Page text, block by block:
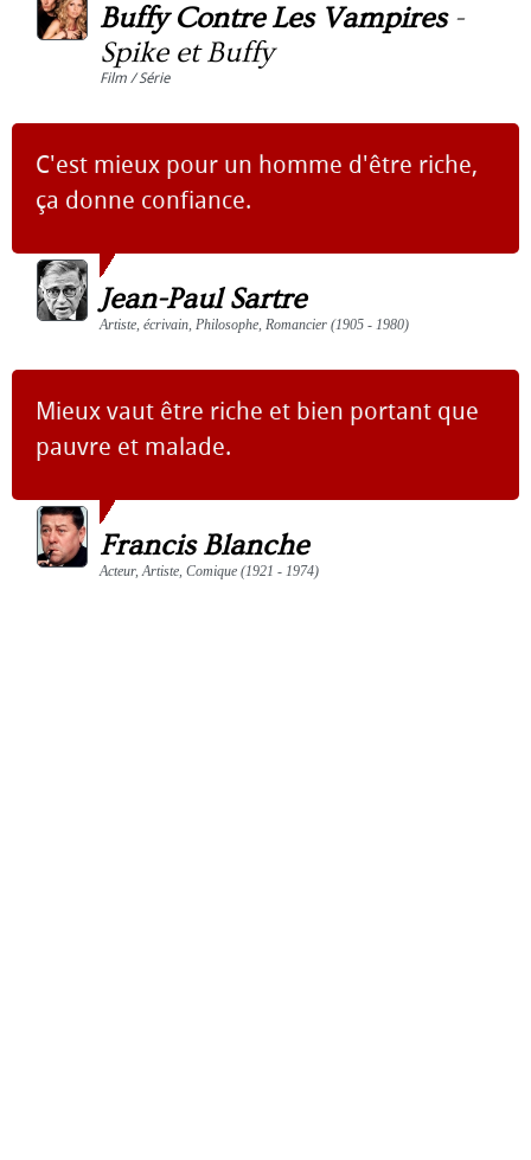
Buffy Contre Les Vampires-
Spike et Buffy
Film / Série
C'est mieux pour un homme d'être riche,
ça donne confiance.
Jean-Paul Sartre
Artiste, écrivain, Philosophe, Romancier (1905 - 1980)
Mieux vaut être riche et bien portant que
pauvre et malade.
Francis Blanche
Acteur, Artiste, Comique (1921 - 1974)